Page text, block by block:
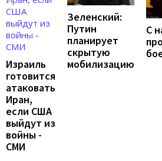
Израиль
готовится
атаковать
Иран,
если США
выйдут из
войны -
СМИ
Зеленский:
Путин
планирует
скрытую
мобилизацию
С